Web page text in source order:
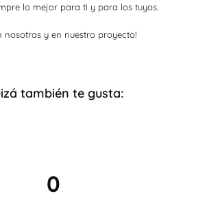
lo mejor para ti y para los tuyos.
nosotras y en nuestro proyecto!
también te gusta:
0